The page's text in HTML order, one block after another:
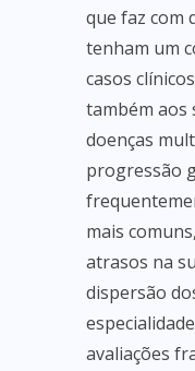
que faz com
tenham um
casos
também aos
doenças
progressão
mais
atrasos na
dispersão
avaliações